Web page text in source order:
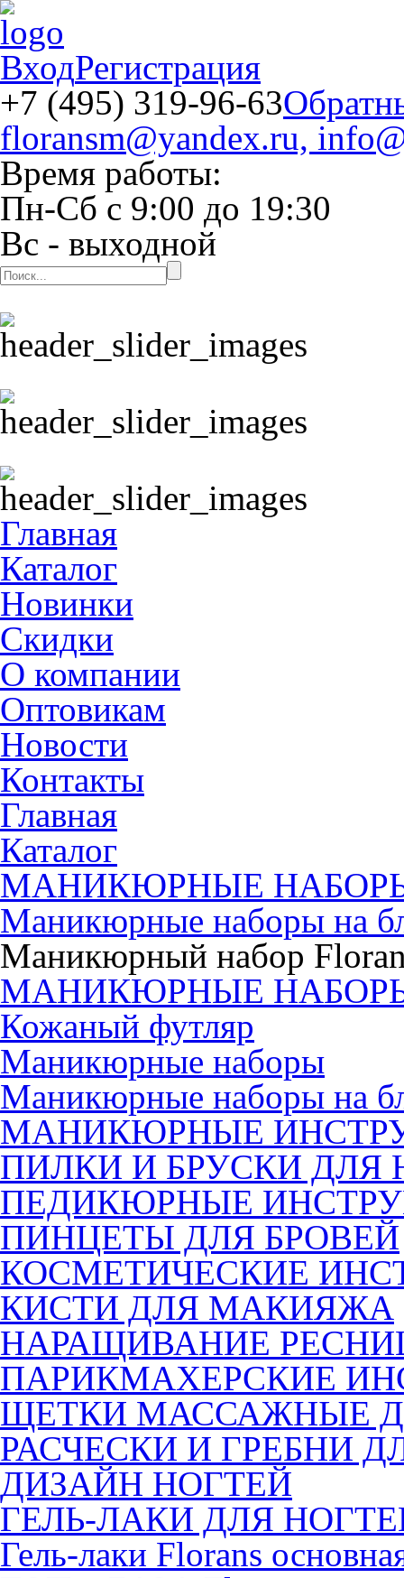
ВходРегистрация
+7 (495) 319-96-63
floransm@yandex.ru,
Время работы:
Пн-Сб с 9:00 до 19:30
Вс - выходной
Главная
Каталог
Новинки
Скидки
О компании
Оптовикам
Новости
Контакты
Главная
Каталог
МАНИКЮРНЫЕ
Маникюрные наборы на
Маникюрный набор
МАНИКЮРНЫЕ
Кожаный футляр
Маникюрные наборы
Маникюрные наборы на
МАНИКЮРНЫЕ
ПИЛКИ И БРУСКИ ДЛЯ
ПЕДИКЮРНЫЕ
ПИНЦЕТЫ ДЛЯ БРОВЕЙ
КОСМЕТИЧЕСКИЕ
КИСТИ ДЛЯ МАКИЯЖА
НАРАЩИВАНИЕ
ПАРИКМАХЕРСКИЕ
ЩЕТКИ МАССАЖНЫЕ
РАСЧЕСКИ И ГРЕБНИ
ДИЗАЙН НОГТЕЙ
ГЕЛЬ-ЛАКИ ДЛЯ
Гель-лаки Florans